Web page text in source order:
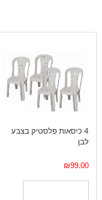
4 כיסאות פלסטיק בצבע
לבן
₪99.00